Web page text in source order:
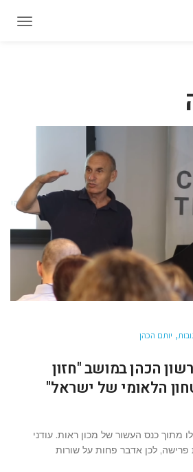
יותם הכהן
הכהן במושב "חזון
הלאומי של ישראל"
מתוך כנס העשור של מכון ראות. עודני
לכן אדבר פחות על שורות